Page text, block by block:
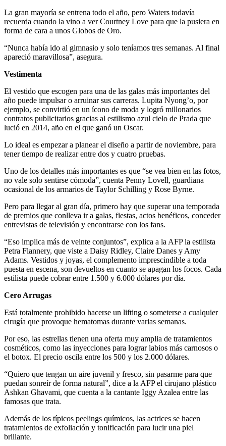
La gran mayoría se entrena todo el año, pero Waters todavía
recuerda cuando la vino a ver Courtney Love para que la pusiera en
forma de cara a unos Globos de Oro.
“Nunca había ido al gimnasio y solo teníamos tres semanas. Al final
apareció maravillosa”, asegura.
Vestimenta
El vestido que escogen para una de las galas más importantes del
año puede impulsar o arruinar sus carreras. Lupita Nyong’o, por
ejemplo, se convirtió en un ícono de moda y logró millonarios
contratos publicitarios gracias al estilismo azul cielo de Prada que
lució en 2014, año en el que ganó un Oscar.
Lo ideal es empezar a planear el diseño a partir de noviembre, para
tener tiempo de realizar entre dos y cuatro pruebas.
Uno de los detalles más importantes es que “se vea bien en las fotos,
no vale solo sentirse cómoda”, cuenta Penny Lovell, guardiana
ocasional de los armarios de Taylor Schilling y Rose Byrne.
Pero para llegar al gran día, primero hay que superar una temporada
de premios que conlleva ir a galas, fiestas, actos benéficos, conceder
entrevistas de televisión y encontrarse con los fans.
“Eso implica más de veinte conjuntos”, explica a la AFP la estilista
Petra Flannery, que viste a Daisy Ridley, Claire Danes y Amy
Adams. Vestidos y joyas, el complemento imprescindible a toda
puesta en escena, son devueltos en cuanto se apagan los focos. Cada
estilista puede cobrar entre 1.500 y 6.000 dólares por día.
Cero Arrugas
Está totalmente prohibido hacerse un lifting o someterse a cualquier
cirugía que provoque hematomas durante varias semanas.
Por eso, las estrellas tienen una oferta muy amplia de tratamientos
cosméticos, como las inyecciones para lograr labios más carnosos o
el botox. El precio oscila entre los 500 y los 2.000 dólares.
“Quiero que tengan un aire juvenil y fresco, sin pasarme para que
puedan sonreír de forma natural”, dice a la AFP el cirujano plástico
Ashkan Ghavami, que cuenta a la cantante Iggy Azalea entre las
famosas que trata.
Además de los típicos peelings químicos, las actrices se hacen
tratamientos de exfoliación y tonificación para lucir una piel
brillante.